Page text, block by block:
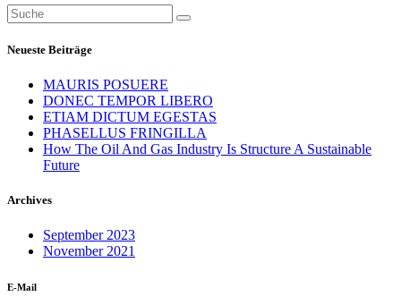
Suchen
nach:
Neueste Beiträge
MAURIS POSUERE
DONEC TEMPOR LIBERO
ETIAM DICTUM EGESTAS
PHASELLUS FRINGILLA
How The Oil And Gas Industry Is Structure A Sustainable
Future
Archives
September 2023
November 2021
E-Mail